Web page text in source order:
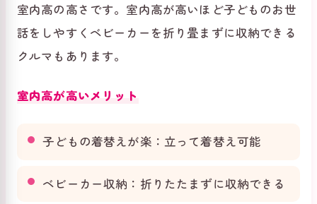
室内高の高さです。室内高が高いほど子どものお世
話をしやすくベビーカーを折り畳まずに収納できる
クルマもあります。
室内高が高いメリット
子どもの着替えが楽：立って着替え可能
ベビーカー収納：折りたたまずに収納できる